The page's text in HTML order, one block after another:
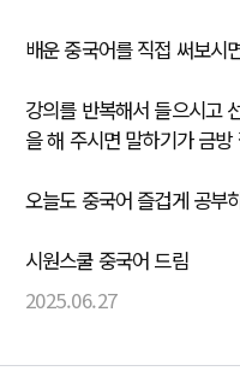
배운 중국어를 직접 써보시
강의를 반복해서 들으시고
을 해 주시면 말하기가 금
오늘도 중국어 즐겁게 공부
시원스쿨 중국어 드림
2025.06.27